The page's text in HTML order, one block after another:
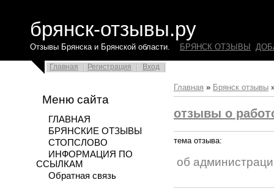
брянск-отзывы.ру
Отзывы Брянска и Брянской области. БРЯНСК ОТЗЫВЫ
Главная Регистрация Вход
Меню сайта
ГЛАВНАЯ
БРЯНСКИЕ ОТЗЫВЫ
СТОПСЛОВО
ИНФОРМАЦИЯ ПО
ССЫЛКАМ
Обратная связь
Главная » Брянск отзывы
отзывы о
тема отзыва:
об